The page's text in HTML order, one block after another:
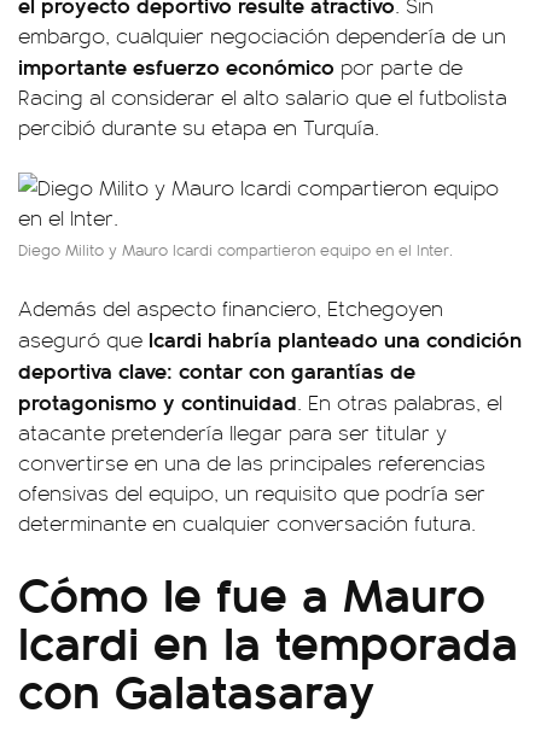
embargo, cualquier negociación dependería de un
importante esfuerzo económico por parte de
Racing al considerar el alto salario que el futbolista
percibió durante su etapa en Turquía.
Diego Milito y Mauro Icardi compartieron equipo en el Inter.
Además del aspecto financiero, Etchegoyen
aseguró que Icardi habría planteado una condición
deportiva clave: contar con garantías de
protagonismo y continuidad. En otras palabras, el
atacante pretendería llegar para ser titular y
convertirse en una de las principales referencias
ofensivas del equipo, un requisito que podría ser
determinante en cualquier conversación futura.
Cómo le fue a Mauro
Icardi en la temporada
con Galatasaray